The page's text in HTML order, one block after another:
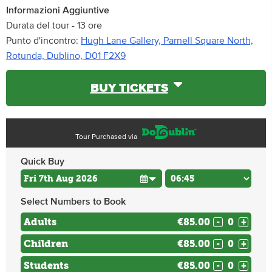
Informazioni Aggiuntive
Durata del tour - 13 ore
Punto d'incontro: Hugh Lane Gallery, Parnell Square North,
Rotunda, Dublino, D01 F2X9
BUY TICKETS
Tour Purchased via
Quick Buy
Select Numbers to Book
Adults €85.00 - +
Children €85.00 - +
Students €85.00 - +